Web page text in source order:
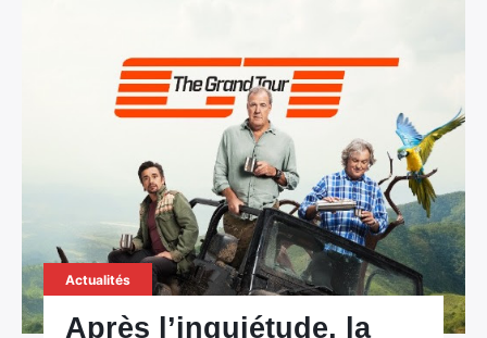
Actualités
Après l’inquiétude, la